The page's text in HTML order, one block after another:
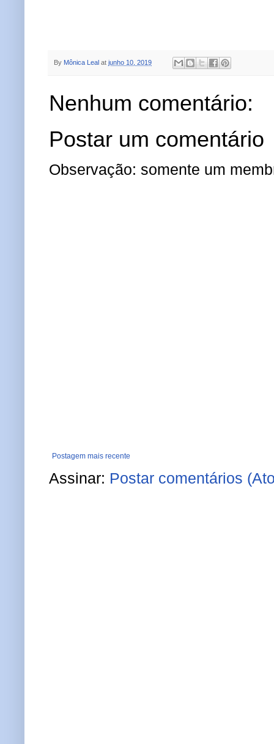
By Mônica Leal at junho 10, 2019
Nenhum comentário:
Postar um comentário
Observação: somente um
Postagem mais recente
Assinar: Postar comentários